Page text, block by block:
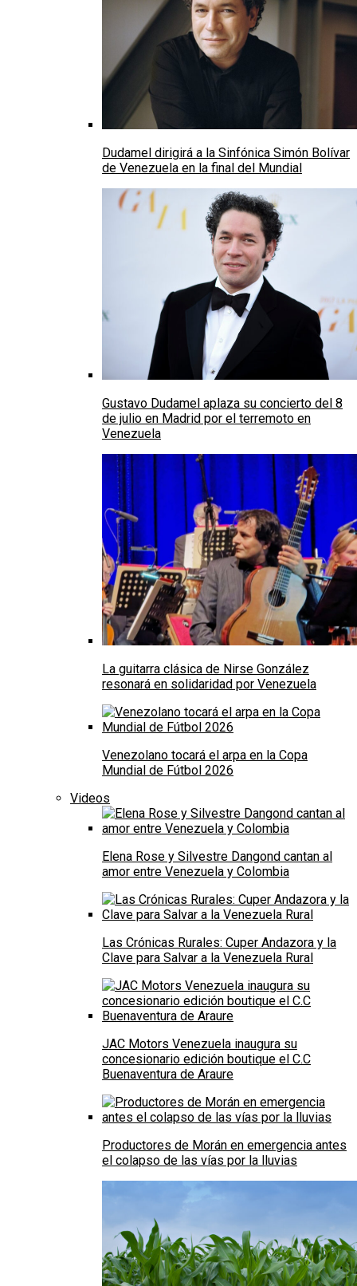
Dudamel dirigirá a la Sinfónica Simón Bolívar
de Venezuela en la final del Mundial
Gustavo Dudamel aplaza su concierto del 8
de julio en Madrid por el terremoto en
Venezuela
La guitarra clásica de Nirse González
resonará en solidaridad por Venezuela
Venezolano tocará el arpa en la Copa
Mundial de Fútbol 2026
Videos
Elena Rose y Silvestre Dangond cantan al
amor entre Venezuela y Colombia
Las Crónicas Rurales: Cuper Andazora y la
Clave para Salvar a la Venezuela Rural
JAC Motors Venezuela inaugura su
concesionario edición boutique el C.C
Buenaventura de Araure
Productores de Morán en emergencia antes
el colapso de las vías por la lluvias